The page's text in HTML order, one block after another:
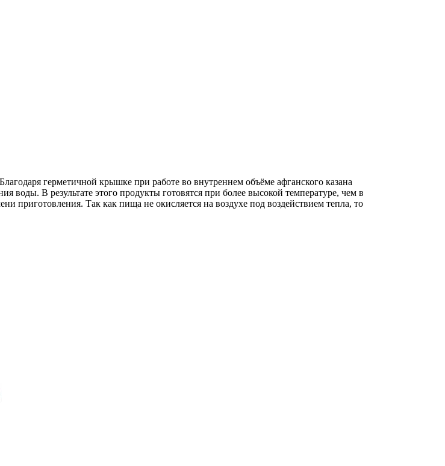
герметичной крышке при работе во внутреннем объёме афганского казана
В результате этого продукты готовятся при более высокой температуре, чем в
приготовления. Так как пища не окисляется на воздухе под воздействием тепла, то